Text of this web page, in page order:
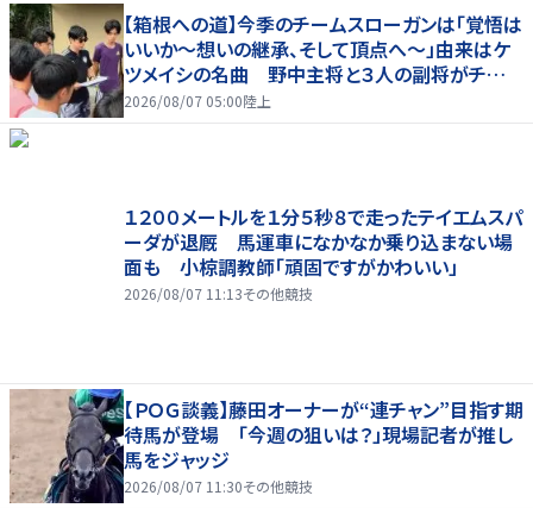
【箱根への道】今季のチームスローガンは「覚悟は
いいか～想いの継承、そして頂点へ～」由来はケ
ツメイシの名曲 野中主将と３人の副将がチーム
を引っ張る…夏合宿特集第１弾、国学院大
2026/08/07 05:00陸上
１２００メートルを１分５秒８で走ったテイエムスパ
ーダが退厩 馬運車になかなか乗り込まない場
面も 小椋調教師「頑固ですがかわいい」
2026/08/07 11:13その他競技
【ＰＯＧ談義】藤田オーナーが“連チャン”目指す期
待馬が登場 「今週の狙いは？」現場記者が推し
馬をジャッジ
2026/08/07 11:30その他競技